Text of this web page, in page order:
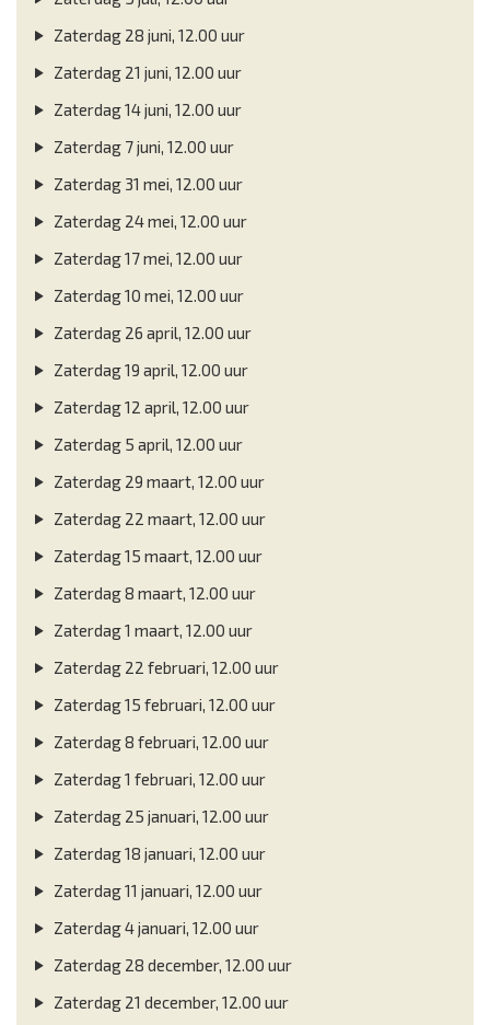
Zaterdag 28 juni, 12.00 uur
Zaterdag 21 juni, 12.00 uur
Zaterdag 14 juni, 12.00 uur
Zaterdag 7 juni, 12.00 uur
Zaterdag 31 mei, 12.00 uur
Zaterdag 24 mei, 12.00 uur
Zaterdag 17 mei, 12.00 uur
Zaterdag 10 mei, 12.00 uur
Zaterdag 26 april, 12.00 uur
Zaterdag 19 april, 12.00 uur
Zaterdag 12 april, 12.00 uur
Zaterdag 5 april, 12.00 uur
Zaterdag 29 maart, 12.00 uur
Zaterdag 22 maart, 12.00 uur
Zaterdag 15 maart, 12.00 uur
Zaterdag 8 maart, 12.00 uur
Zaterdag 1 maart, 12.00 uur
Zaterdag 22 februari, 12.00 uur
Zaterdag 15 februari, 12.00 uur
Zaterdag 8 februari, 12.00 uur
Zaterdag 1 februari, 12.00 uur
Zaterdag 25 januari, 12.00 uur
Zaterdag 18 januari, 12.00 uur
Zaterdag 11 januari, 12.00 uur
Zaterdag 4 januari, 12.00 uur
Zaterdag 28 december, 12.00 uur
Zaterdag 21 december, 12.00 uur